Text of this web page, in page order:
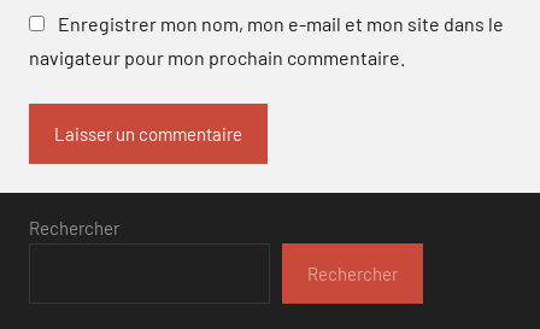
Enregistrer mon nom, mon e-mail et mon site dans le
navigateur pour mon prochain commentaire.
Rechercher
Rechercher